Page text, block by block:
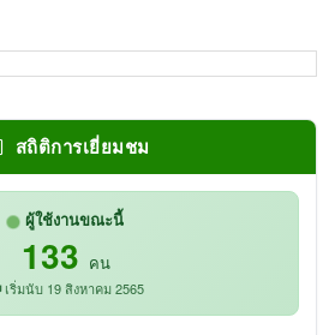
สถิติการเยี่ยมชม
ผู้ใช้งานขณะนี้
133 คน
เริ่มนับ 19 สิงหาคม 2565